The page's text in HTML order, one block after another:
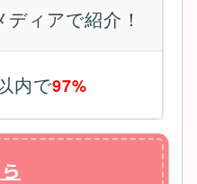
ディアで紹介！
内で97%